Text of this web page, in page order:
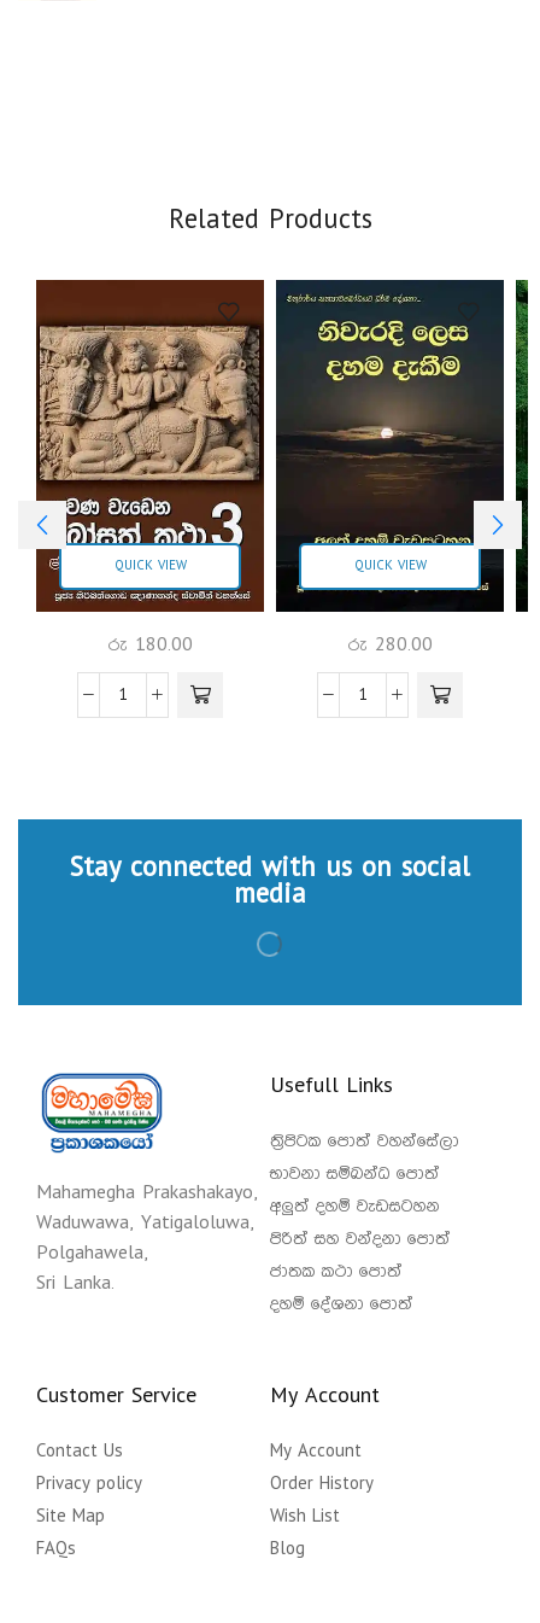
Related Products
QUICK VIEW
රු 180.00
QUICK VIEW
රු 280.00
Stay connected with us on social
media
Mahamegha Prakashakayo,
Waduwawa, Yatigaloluwa,
Polgahawela,
Sri Lanka.
Usefull Links
ත්‍රිපිටක පොත් වහන්සේලා
භාවනා සම්බන්ධ පොත්
අලුත් දහම් වැඩසටහන
පිරිත් සහ වන්දනා පොත්
ජාතක කථා පොත්
දහම් දේශනා පොත්
Customer Service
Contact Us
Privacy policy
Site Map
FAQs
My Account
My Account
Order History
Wish List
Blog